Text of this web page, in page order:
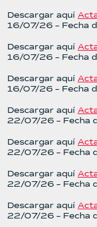
Descargar aquí
16/07/26 – Fecha
Descargar aquí
16/07/26 – Fecha
Descargar aquí
16/07/26 – Fecha
Descargar aquí
22/07/26 – Fecha
Descargar aquí
22/07/26 – Fecha
Descargar aquí
22/07/26 – Fecha
Descargar aquí
22/07/26 – Fecha